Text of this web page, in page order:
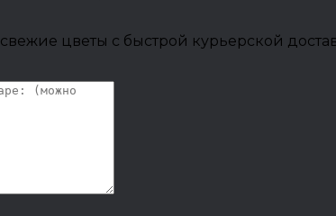
свежие цветы с быстрой курьерской